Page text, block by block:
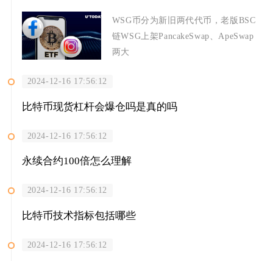
WSG币分为新旧两代代币，老版BSC
链WSG上架PancakeSwap、ApeSwap
两大
2024-12-16 17:56:12
比特币现货杠杆会爆仓吗是真的吗
2024-12-16 17:56:12
永续合约100倍怎么理解
2024-12-16 17:56:12
比特币技术指标包括哪些
2024-12-16 17:56:12